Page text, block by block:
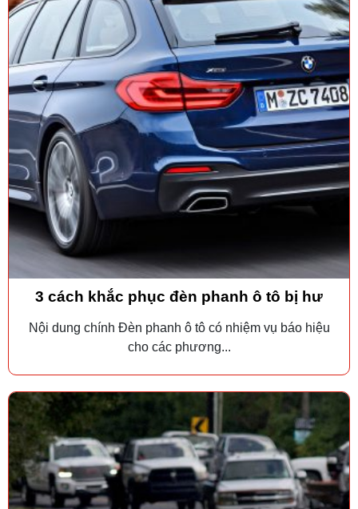
3 cách khắc phục đèn phanh ô tô bị hư
Nội dung chính Đèn phanh ô tô có nhiệm vụ báo hiệu
cho các phương...